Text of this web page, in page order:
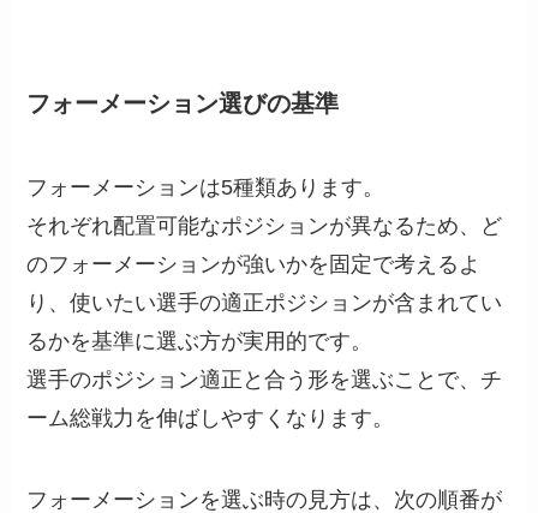
フォーメーション選びの基準
フォーメーションは5種類あります。
それぞれ配置可能なポジションが異なるため、ど
のフォーメーションが強いかを固定で考えるよ
り、使いたい選手の適正ポジションが含まれてい
るかを基準に選ぶ方が実用的です。
選手のポジション適正と合う形を選ぶことで、チ
ーム総戦力を伸ばしやすくなります。
フォーメーションを選ぶ時の見方は、次の順番が